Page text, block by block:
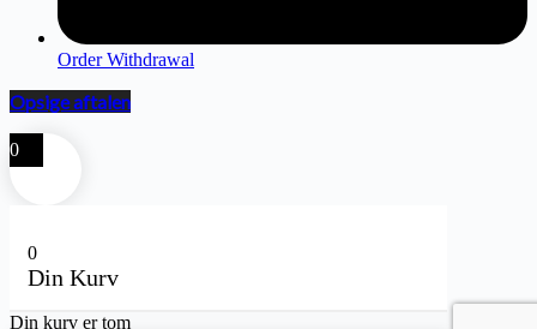
Order Withdrawal
Opsige aftalen
0
0
Din Kurv
Din kurv er tom